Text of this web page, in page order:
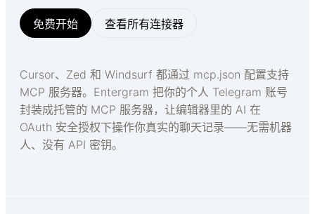
免费开始 查看所有连接器
Cursor、Zed 和 Windsurf 都通过 mcp.json 配置支持
MCP 服务器。Entergram 把你的个人 Telegram 账号
封装成托管的 MCP 服务器，让编辑器里的 AI 在
OAuth 安全授权下操作你真实的聊天记录——无需机器
人、没有 API 密钥。